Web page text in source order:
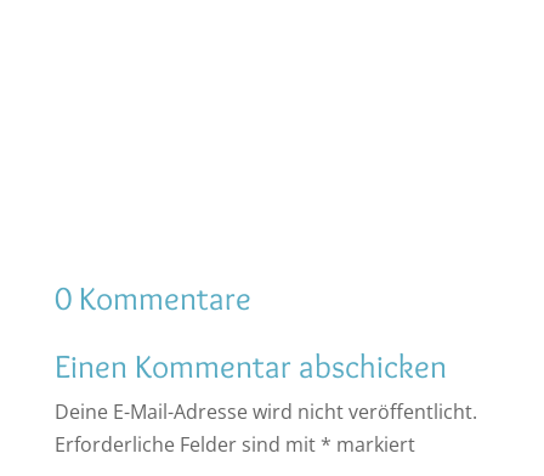
0 Kommentare
Einen Kommentar abschicken
Deine E-Mail-Adresse wird nicht veröffentlicht.
Erforderliche Felder sind mit * markiert